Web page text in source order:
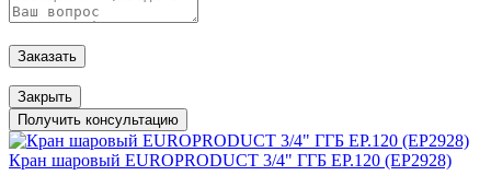
Заказать
Закрыть
Получить консультацию
Кран шаровый EUROPRODUCT 3/4" ГГБ EP.120 (EP2928)